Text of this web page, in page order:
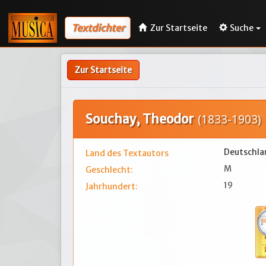
Textdichter Zur Startseite Suche
Zur Startseite
Souchay, Theodor(1833-1903)
Land des Textautors
Geschlecht:
M
Jahrhundert:
19